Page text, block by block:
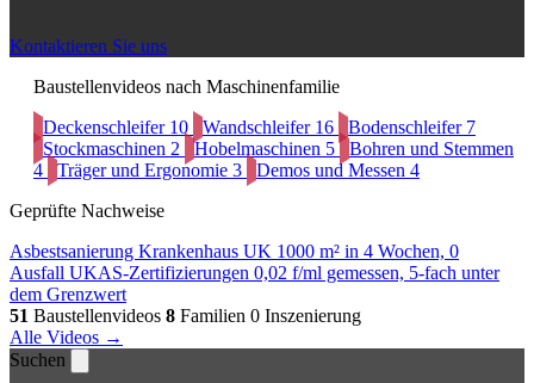
Kontaktieren Sie uns
Baustellenvideos nach Maschinenfamilie
Deckenschleifer 10 Wandschleifer 16 Bodenschleifer 7
Stockmaschinen 2 Hobelmaschinen 5
Bohren und Stemmen
4
Träger und Ergonomie 3 Demos und Messen 4
Geprüfte Nachweise
Asbestsanierung Krankenhaus UK 1000 m² in 4 Wochen, 0
Ausfall UKAS-Zertifizierungen 0,02 f/ml gemessen, 5-fach unter
dem Grenzwert
51 Baustellenvideos 8 Familien 0 Inszenierung
Alle Videos →
Suchen